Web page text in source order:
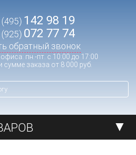
142 98 19
072 77 74
обратный звонок
пн.-пт. с 10:00 до 17:00
сумме заказа от 8 000 руб.